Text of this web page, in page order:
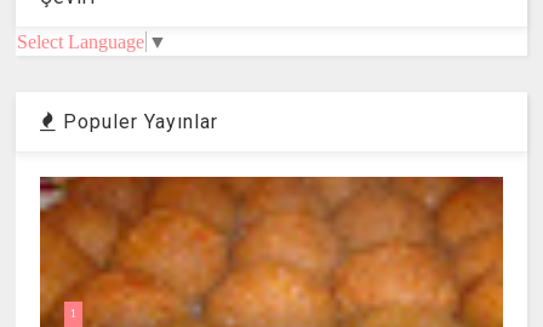
Select Language ▼
Populer Yayınlar
1